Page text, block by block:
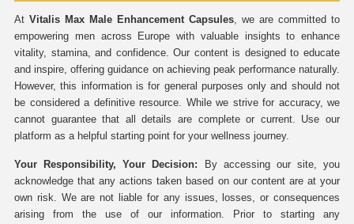
At Vitalis Max Male Enhancement Capsules, we are committed to
empowering men across Europe with valuable insights to enhance
vitality, stamina, and confidence. Our content is designed to educate
and inspire, offering guidance on achieving peak performance naturally.
However, this information is for general purposes only and should not
be considered a definitive resource. While we strive for accuracy, we
cannot guarantee that all details are complete or current. Use our
platform as a helpful starting point for your wellness journey.
Your Responsibility, Your Decision: By accessing our site, you
acknowledge that any actions taken based on our content are at your
own risk. We are not liable for any issues, losses, or consequences
arising from the use of our information. Prior to starting any